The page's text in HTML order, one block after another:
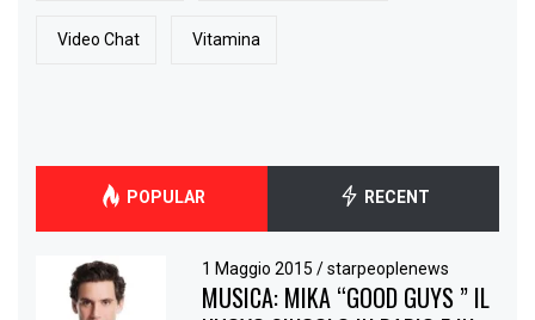
Video Chat Vitamina
POPULAR RECENT
1 Maggio 2015/ starpeoplenews
MUSICA: MIKA “GOOD GUYS ” IL